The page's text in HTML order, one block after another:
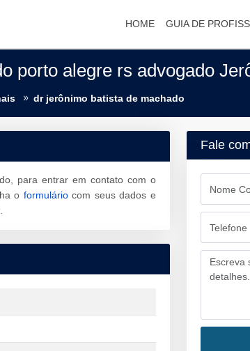
HOME GUIA DE
porto alegre rs advogado
dr jerônimo batista de machado
para entrar em contato com o
o formuláriocom seus dados e
Fale